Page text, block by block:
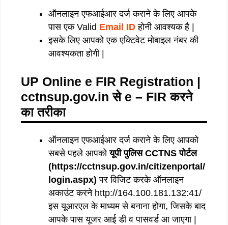
ऑनलाइन एफआईआर दर्ज कराने के लिए आपके
पास एक Valid Email ID होनी आवश्यक है |
इसके लिए आपको एक एक्टिवेट मोबाइल नंबर की
आवश्यकता होगी |
UP Online e FIR Registration |
cctnsup.gov.in से e – FIR करने
का तरीका
ऑनलाइन एफआईआर दर्ज कराने के लिए आपको
सबसे पहले आपकोयूपी पुलिस CCTNS पोर्टल
(https://cctnsup.gov.in/citizenportal/
login.aspx)पर विजिट करके ऑनलाइन
अकाउंट करने http://164.100.181.132:41/
इस यूआरएल के माध्यम से बनाना होगा, जिसके बाद
आपके पास यूजर आई डी व पासवर्ड आ जाएगा |